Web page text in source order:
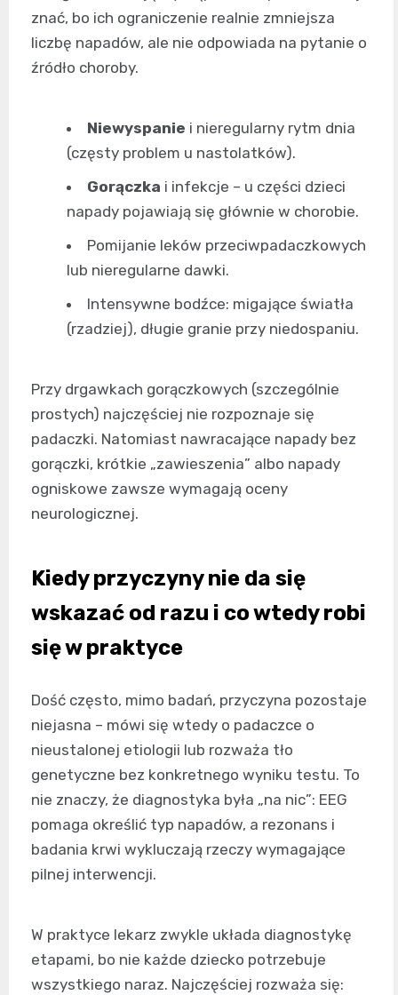
znać, bo ich ograniczenie realnie zmniejsza
liczbę napadów, ale nie odpowiada na pytanie o
źródło choroby.
Niewyspanie i nieregularny rytm dnia
(częsty problem u nastolatków).
Gorączka i infekcje – u części dzieci
napady pojawiają się głównie w chorobie.
Pomijanie leków przeciwpadaczkowych
lub nieregularne dawki.
Intensywne bodźce: migające światła
(rzadziej), długie granie przy niedospaniu.
Przy drgawkach gorączkowych (szczególnie
prostych) najczęściej nie rozpoznaje się
padaczki. Natomiast nawracające napady bez
gorączki, krótkie „zawieszenia” albo napady
ogniskowe zawsze wymagają oceny
neurologicznej.
Kiedy przyczyny nie da się
wskazać od razu i co wtedy robi
się w praktyce
Dość często, mimo badań, przyczyna pozostaje
niejasna – mówi się wtedy o padaczce o
nieustalonej etiologii lub rozważa tło
genetyczne bez konkretnego wyniku testu. To
nie znaczy, że diagnostyka była „na nic”: EEG
pomaga określić typ napadów, a rezonans i
badania krwi wykluczają rzeczy wymagające
pilnej interwencji.
W praktyce lekarz zwykle układa diagnostykę
etapami, bo nie każde dziecko potrzebuje
wszystkiego naraz. Najczęściej rozważa się: